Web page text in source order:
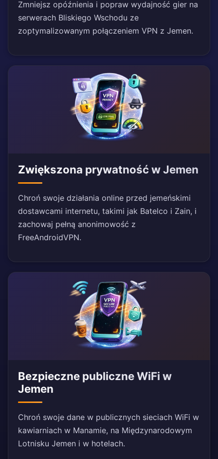
Zmniejsz opóźnienia i popraw wydajność gier na
serwerach Bliskiego Wschodu ze
zoptymalizowanym połączeniem VPN z Jemen.
Zwiększona prywatność w Jemen
Chroń swoje działania online przed jemeńskimi
dostawcami internetu, takimi jak Batelco i Zain, i
zachowaj pełną anonimowość z
FreeAndroidVPN.
Bezpieczne publiczne WiFi w
Jemen
Chroń swoje dane w publicznych sieciach WiFi w
kawiarniach w Manamie, na Międzynarodowym
Lotnisku Jemen i w hotelach.